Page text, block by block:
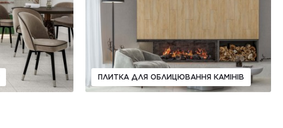
ПЛИТКА ДЛЯ ОБЛИЦЮВАННЯ КАМІНІВ